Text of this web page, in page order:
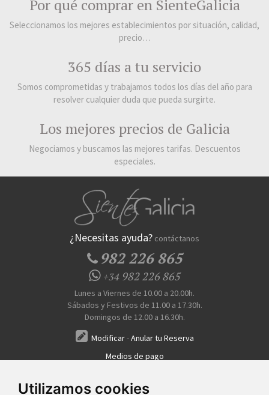
Utilizamos cookies
Por qué comprar en SienteGalicia
Seleccionamos los mejores establecimientos por situación, calidad,
precio…
365 días a tu servicio
Somos comprometidas y trabajamos todos los días del año para
resolver cualquier duda que pueda surgirte.
Los mejores precios de Galicia
Negociamos y buscamos las mejores tarifas. Descuentos
especiales.
¿Necesitas ayuda? contáctanos
982 226 865
+34982 226 865
Lunes a Viernes de 10.00 a 20.00h.
Sábados y Festivos de 11.00 a 17.30h.
Domingos de 12.00 a 16.30h.
Modificar-Anular tu Reserva
Medios de pago